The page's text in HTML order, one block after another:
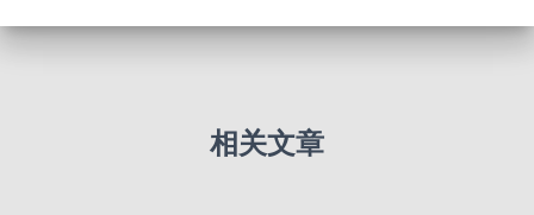
相关文章